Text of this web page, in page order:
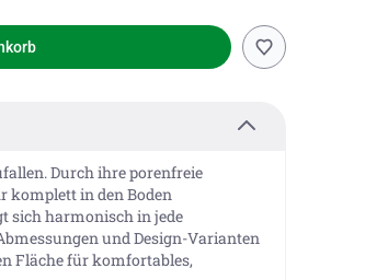
Durch ihre porenfreie
komplett in den Boden
sich harmonisch in jede
und Design-Varianten
Fläche für komfortables,